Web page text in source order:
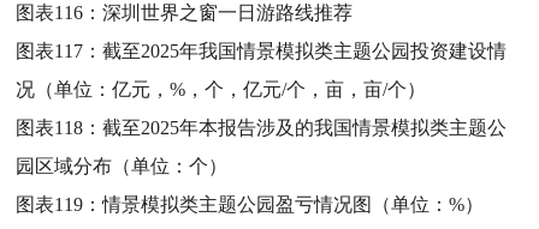
图表116：深圳世界之窗一日游路线推荐
图表117：截至2025年我国情景模拟类主题公园投资建设情
况（单位：亿元，%，个，亿元/个，亩，亩/个）
图表118：截至2025年本报告涉及的我国情景模拟类主题公
园区域分布（单位：个）
图表119：情景模拟类主题公园盈亏情况图（单位：%）